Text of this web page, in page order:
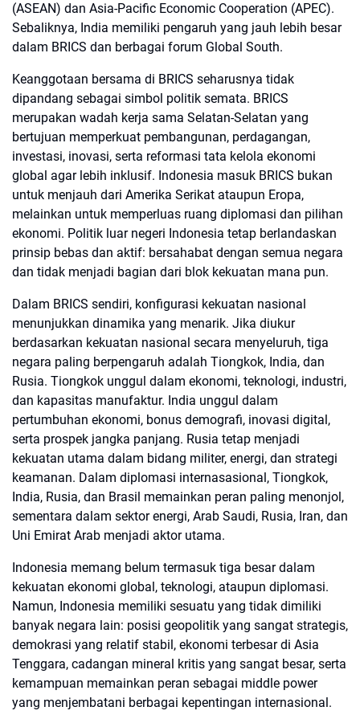
(ASEAN) dan Asia-Pacific Economic Cooperation (APEC).
Sebaliknya, India memiliki pengaruh yang jauh lebih besar
dalam BRICS dan berbagai forum Global South.
Keanggotaan bersama di BRICS seharusnya tidak
dipandang sebagai simbol politik semata. BRICS
merupakan wadah kerja sama Selatan-Selatan yang
bertujuan memperkuat pembangunan, perdagangan,
investasi, inovasi, serta reformasi tata kelola ekonomi
global agar lebih inklusif. Indonesia masuk BRICS bukan
untuk menjauh dari Amerika Serikat ataupun Eropa,
melainkan untuk memperluas ruang diplomasi dan pilihan
ekonomi. Politik luar negeri Indonesia tetap berlandaskan
prinsip bebas dan aktif: bersahabat dengan semua negara
dan tidak menjadi bagian dari blok kekuatan mana pun.
Dalam BRICS sendiri, konfigurasi kekuatan nasional
menunjukkan dinamika yang menarik. Jika diukur
berdasarkan kekuatan nasional secara menyeluruh, tiga
negara paling berpengaruh adalah Tiongkok, India, dan
Rusia. Tiongkok unggul dalam ekonomi, teknologi, industri,
dan kapasitas manufaktur. India unggul dalam
pertumbuhan ekonomi, bonus demografi, inovasi digital,
serta prospek jangka panjang. Rusia tetap menjadi
kekuatan utama dalam bidang militer, energi, dan strategi
keamanan. Dalam diplomasi internasasional, Tiongkok,
India, Rusia, dan Brasil memainkan peran paling menonjol,
sementara dalam sektor energi, Arab Saudi, Rusia, Iran, dan
Uni Emirat Arab menjadi aktor utama.
Indonesia memang belum termasuk tiga besar dalam
kekuatan ekonomi global, teknologi, ataupun diplomasi.
Namun, Indonesia memiliki sesuatu yang tidak dimiliki
banyak negara lain: posisi geopolitik yang sangat strategis,
demokrasi yang relatif stabil, ekonomi terbesar di Asia
Tenggara, cadangan mineral kritis yang sangat besar, serta
kemampuan memainkan peran sebagai middle power
yang menjembatani berbagai kepentingan internasional.